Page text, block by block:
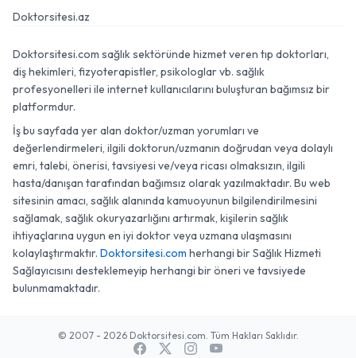
Doktorsitesi.az
Doktorsitesi.com sağlık sektöründe hizmet veren tıp doktorları,
diş hekimleri, fizyoterapistler, psikologlar vb. sağlık
profesyonelleri ile internet kullanıcılarını buluşturan bağımsız bir
platformdur.
İş bu sayfada yer alan doktor/uzman yorumları ve
değerlendirmeleri, ilgili doktorun/uzmanın doğrudan veya dolaylı
emri, talebi, önerisi, tavsiyesi ve/veya ricası olmaksızın, ilgili
hasta/danışan tarafından bağımsız olarak yazılmaktadır. Bu web
sitesinin amacı, sağlık alanında kamuoyunun bilgilendirilmesini
sağlamak, sağlık okuryazarlığını artırmak, kişilerin sağlık
ihtiyaçlarına uygun en iyi doktor veya uzmana ulaşmasını
kolaylaştırmaktır. Doktorsitesi.com herhangi bir Sağlık Hizmeti
Sağlayıcısını desteklemeyip herhangi bir öneri ve tavsiyede
bulunmamaktadır.
© 2007 - 2026 Doktorsitesi.com. Tüm Hakları Saklıdır.